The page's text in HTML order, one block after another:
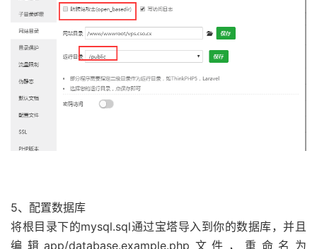
5、配置数据库
将根目录下的mysql.sql通过宝塔导入到你的数据库，并且
编辑app/database.example.php文件，重命名为